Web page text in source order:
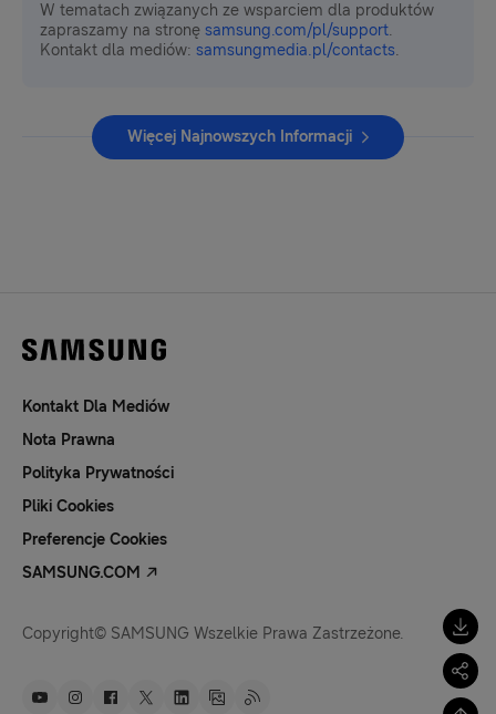
W tematach związanych ze wsparciem dla produktów
zapraszamy na stronę samsung.com/pl/support.
Kontakt dla mediów: samsungmedia.pl/contacts.
Więcej Najnowszych Informacji
Kontakt Dla Mediów
Nota Prawna
Polityka Prywatności
Pliki Cookies
Preferencje Cookies
SAMSUNG.COM
Copyright© SAMSUNG Wszelkie Prawa Zastrzeżone.